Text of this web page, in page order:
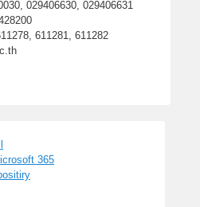
029406630, 029406631
611281, 611282
365